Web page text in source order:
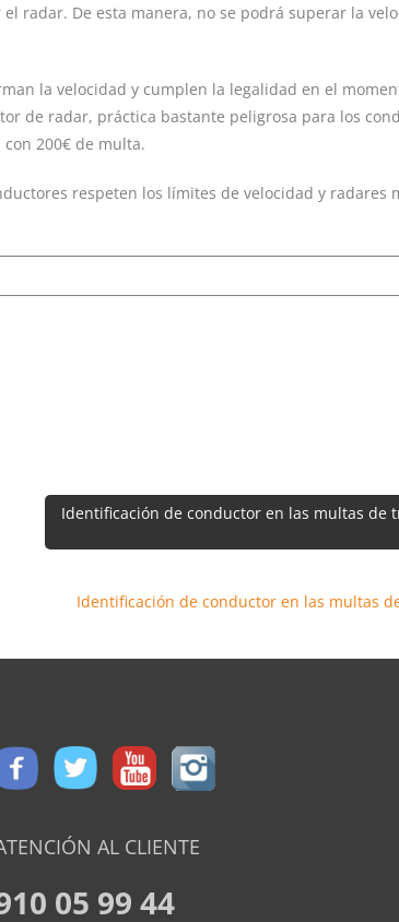
radar. De esta manera, no se podrá superar la
la velocidad y cumplen la legalidad en el
de radar, práctica bastante peligrosa para los
200€ de multa.
respeten los límites de velocidad y radares
Identificación de conductor en las multas de
Identificación de conductor en las multas
AL CLIENTE
05 99 44